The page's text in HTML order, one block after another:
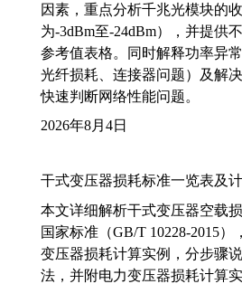
因素，重点分析千兆光模块的
为-3dBm至-24dBm），并提供
参考值表格。同时解释功率异
光纤损耗、连接器问题）及解
快速判断网络性能问题。
2026年8月4日
干式变压器损耗标准一览表及
本文详细解析干式变压器空载
国家标准（GB/T 10228-2015）
变压器损耗计算实例，分步骤
法，并附电力变压器损耗计算